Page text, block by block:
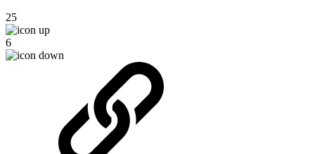
25
6